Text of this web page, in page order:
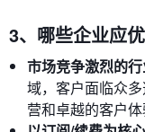
3、哪些企业应
市场竞争激烈的
域，客户面临众
营和卓越的客户